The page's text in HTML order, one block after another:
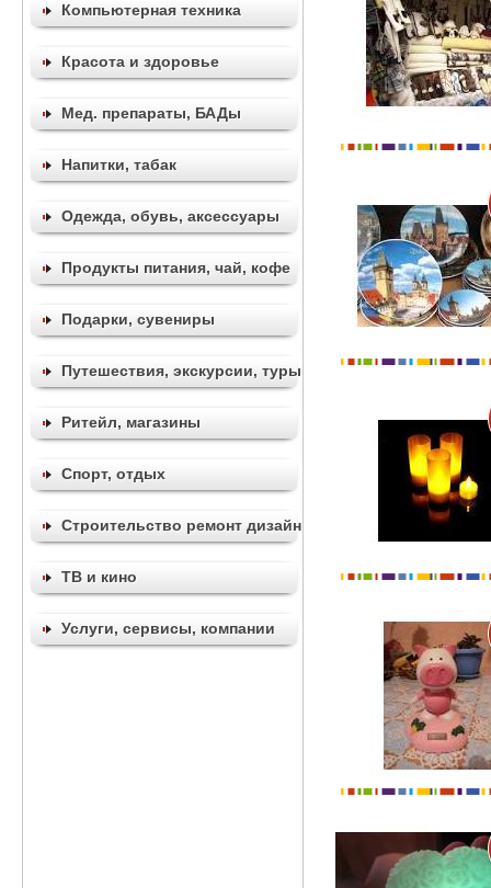
Компьютерная техника
Красота и здоровье
Мед. препараты, БАДы
Напитки, табак
Одежда, обувь, аксессуары
Продукты питания, чай, кофе
Подарки, сувениры
Путешествия, экскурсии, туры
Ритейл, магазины
Спорт, отдых
Строительство ремонт дизайн
ТВ и кино
Услуги, сервисы, компании